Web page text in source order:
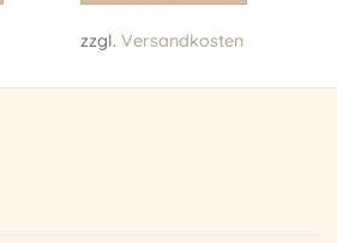
zzgl. Versandkosten